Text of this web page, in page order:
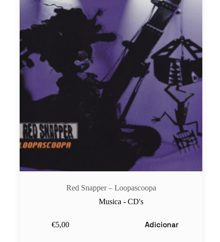
Red Snapper – Loopascoopa
Musica - CD's
€5,00 Adicionar